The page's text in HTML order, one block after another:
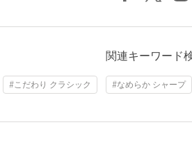
関連キーワード
#こだわり クラシック #なめらか シャープ